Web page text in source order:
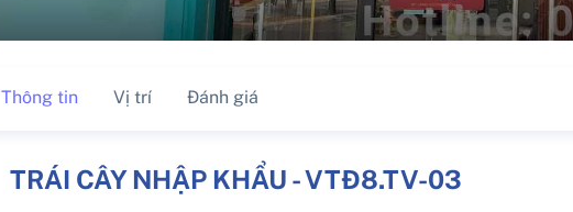
Thông tin Vị trí Đánh giá
TRÁI CÂY NHẬP KHẨU - VTĐ8.TV-03